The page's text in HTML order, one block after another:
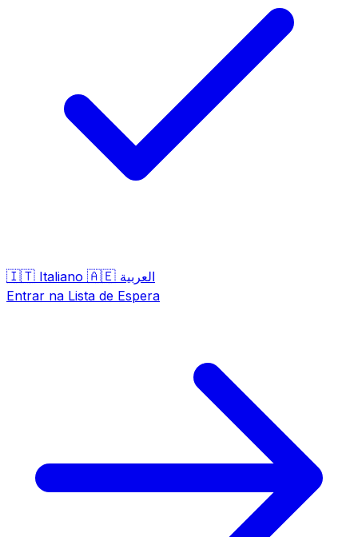
🇮🇹 Italiano 🇦🇪 العربية
Entrar na Lista de Espera